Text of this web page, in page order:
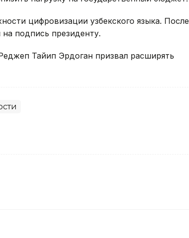
цифровизации узбекского языка. После
подпись президенту.
Тайип Эрдоган призвал расширять